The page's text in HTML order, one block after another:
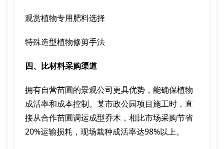
观赏植物专用肥料选择
特殊造型植物修剪手法
四、比材料采购渠道
拥有自营苗圃的景观公司更具优势，能确保植物
成活率和成本控制。某市政公园项目施工时，直
接从合作苗圃调运成型乔木，相比市场采购节省
20%运输损耗，现场栽种成活率达98%以上。